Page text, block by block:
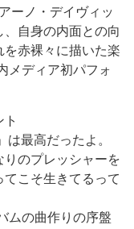
ーノ・デイヴィッ
、自身の内面との向
を赤裸々に描いた楽
メディア初パフォ
最高だったよ。
のプレッシャーを
こそ生きてるって
ムの曲作りの序盤